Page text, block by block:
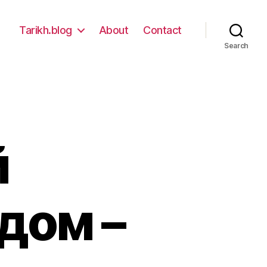
Tarikh.blog About Contact
Search
–